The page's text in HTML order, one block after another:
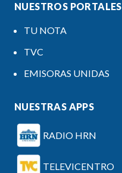
NUESTROS PORTALES
TU NOTA
TVC
EMISORAS UNIDAS
NUESTRAS APPS
RADIO HRN
TELEVICENTRO